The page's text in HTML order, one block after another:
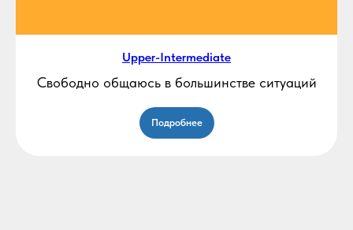
Upper-Intermediate
Свободно общаюсь в большинстве ситуаций
Подробнее